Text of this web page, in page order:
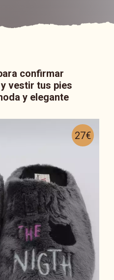
confirmar
vestir tus pies
y elegante
27€